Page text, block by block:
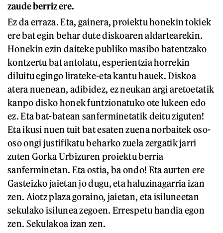
zaude berriz ere.
Ez da erraza. Eta, gainera, proiektu honekin tokiek
ere bat egin behar dute diskoaren aldartearekin.
Honekin ezin daiteke publiko masibo batentzako
kontzertu bat antolatu, esperientzia horrekin
diluitu egingo lirateke-eta kantu hauek. Diskoa
atera nuenean, adibidez, ez neukan argi aretoetatik
kanpo disko honek funtzionatuko ote lukeen edo
ez. Eta bat-batean sanferminetatik deitu ziguten!
Eta ikusi nuen tuit bat esaten zuena norbaitek oso-
oso ongi justifikatu beharko zuela zergatik jarri
zuten Gorka Urbizuren proiektu berria
sanferminetan. Eta ostia, ba ondo! Eta aurten ere
Gasteizko jaietan jo dugu, eta haluzinagarria izan
zen. Aiotz plaza goraino, jaietan, eta isiluneetan
sekulako isilunea zegoen. Errespetu handia egon
zen. Sekulakoa izan zen.